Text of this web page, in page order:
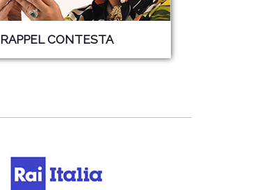
RAPPEL CONTESTA